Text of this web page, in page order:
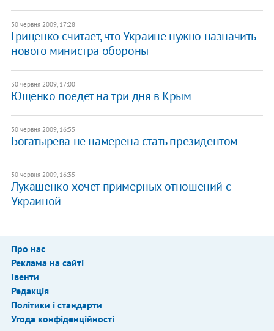
30 червня 2009, 17:28
Гриценко считает, что Украине нужно назначить
нового министра обороны
30 червня 2009, 17:00
Ющенко поедет на три дня в Крым
30 червня 2009, 16:55
Богатырева не намерена стать президентом
30 червня 2009, 16:35
Лукашенко хочет примерных отношений с
Украиной
Про нас
Реклама на сайті
Івенти
Редакція
Політики і стандарти
Угода конфіденційності